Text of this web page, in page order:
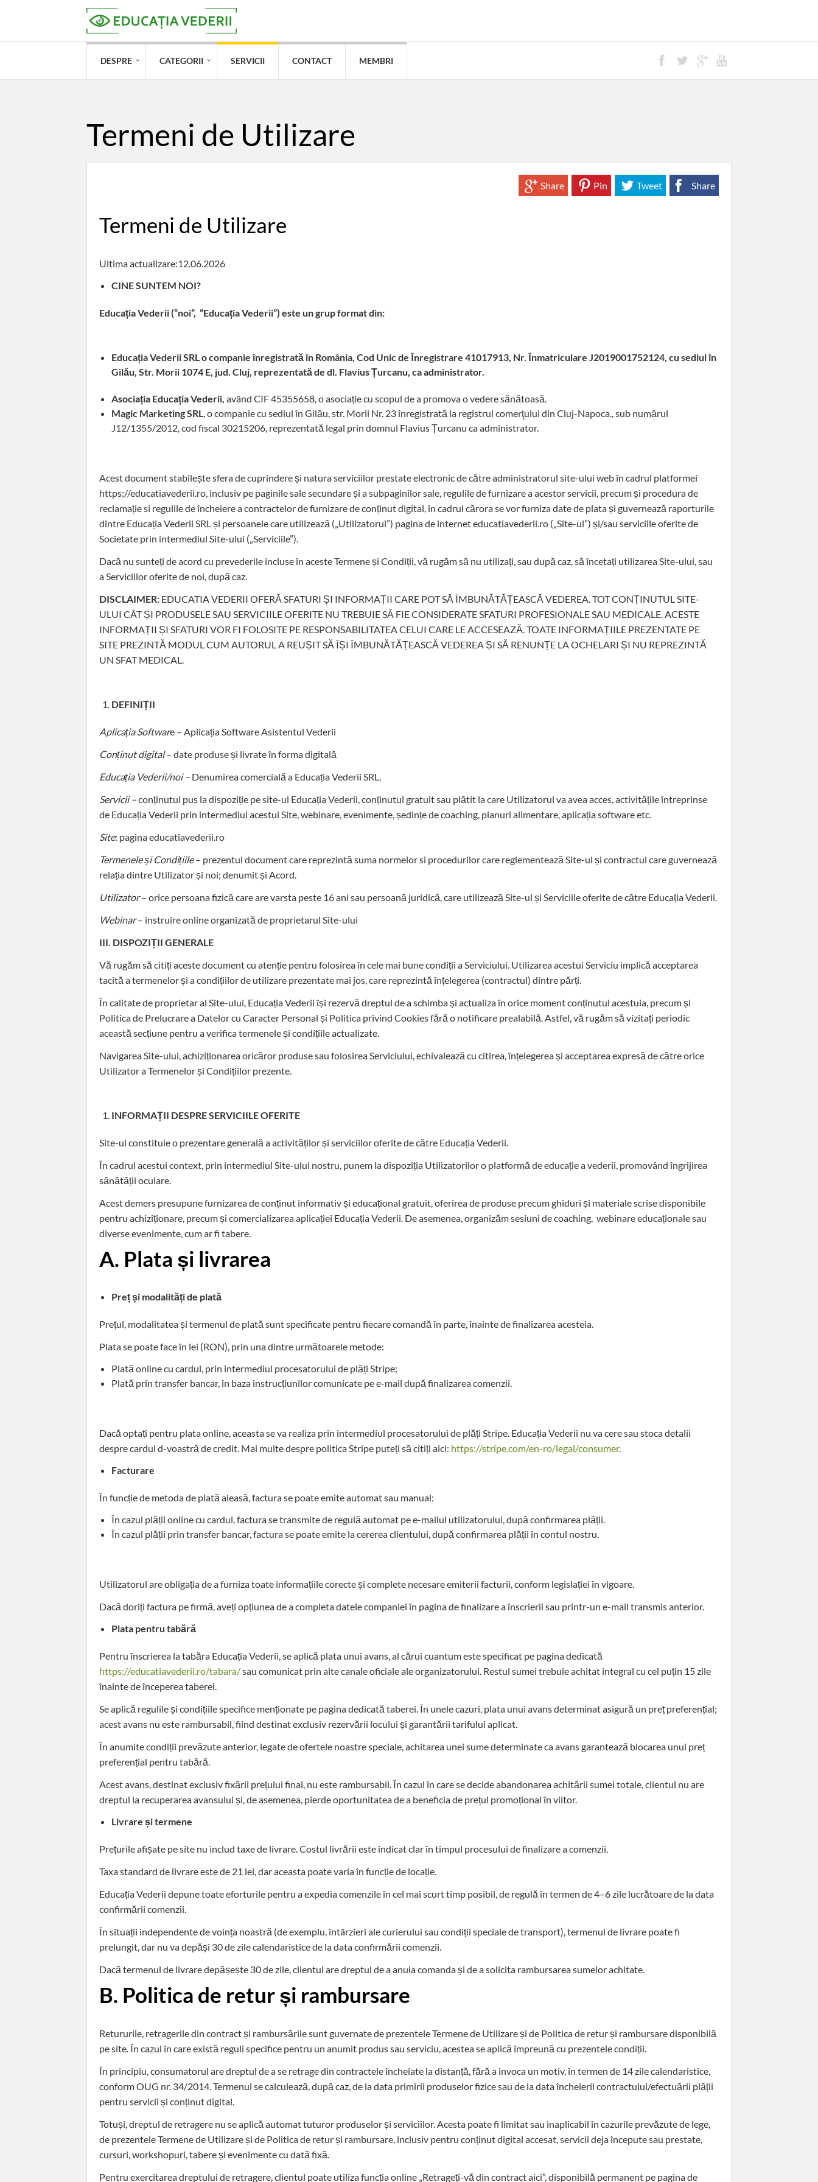
DESPRE CATEGORII SERVICII CONTACT MEMBRI
Termeni de Utilizare
Share
Tweet
Pin
Share
Termeni de Utilizare
Ultima actualizare:12.06.2026
CINE SUNTEM NOI?
Educația Vederii (“noi”, “Educația Vederii”) este un grup format din:
Educația Vederii SRL o companie înregistrată în România, Cod Unic de Înregistrare 41017913, Nr. Înmatriculare J2019001752124, cu sediul în
Gilău, Str. Morii 1074 E, jud. Cluj, reprezentată de dl. Flavius Țurcanu, ca administrator.
Asociația Educația Vederii, având CIF 45355658, o asociație cu scopul de a promova o vedere sănătoasă.
Magic Marketing SRL, o companie cu sediul în Gilău, str. Morii Nr. 23 înregistrată la registrul comerţului din Cluj-Napoca., sub numărul
J12/1355/2012, cod fiscal 30215206, reprezentată legal prin domnul Flavius Țurcanu ca administrator.
Acest document stabilește sfera de cuprindere și natura serviciilor prestate electronic de către administratorul site-ului web în cadrul platformei
https://educatiavederii.ro, inclusiv pe paginile sale secundare și a subpaginilor sale, regulile de furnizare a acestor servicii, precum și procedura de
reclamație si regulile de încheiere a contractelor de furnizare de conținut digital, în cadrul cărora se vor furniza date de plata și guvernează raporturile
dintre Educația Vederii SRL și persoanele care utilizează („Utilizatorul”) pagina de internet educatiavederii.ro („Site-ul”) și/sau serviciile oferite de
Societate prin intermediul Site-ului („Serviciile”).
Dacă nu sunteți de acord cu prevederile incluse în aceste Termene și Condiții, vă rugăm să nu utilizați, sau după caz, să încetați utilizarea Site-ului, sau
a Serviciilor oferite de noi, după caz.
DISCLAIMER: EDUCATIA VEDERII OFERĂ SFATURI ȘI INFORMAȚII CARE POT SĂ ÎMBUNĂTĂȚEASCĂ VEDEREA. TOT CONȚINUTUL SITE-
ULUI CÂT ȘI PRODUSELE SAU SERVICIILE OFERITE NU TREBUIE SĂ FIE CONSIDERATE SFATURI PROFESIONALE SAU MEDICALE. ACESTE
INFORMAȚII ȘI SFATURI VOR FI FOLOSITE PE RESPONSABILITATEA CELUI CARE LE ACCESEAZĂ. TOATE INFORMAȚIILE PREZENTATE PE
SITE PREZINTĂ MODUL CUM AUTORUL A REUȘIT SĂ ÎȘI ÎMBUNĂTĂȚEASCĂ VEDEREA ȘI SĂ RENUNȚE LA OCHELARI ȘI NU REPREZINTĂ
UN SFAT MEDICAL.
DEFINIȚII
Aplicația Software – Aplicația Software Asistentul Vederii
Conținut digital– date produse și livrate în forma digitală
Educația Vederii/noi – Denumirea comercială a Educația Vederii SRL,
Servicii –conținutul pus la dispoziție pe site-ul Educația Vederii, conținutul gratuit sau plătit la care Utilizatorul va avea acces, activitățile întreprinse
de Educația Vederii prin intermediul acestui Site, webinare, evenimente, ședințe de coaching, planuri alimentare, aplicația software etc.
Site: pagina educatiavederii.ro
Termenele și Condițiile– prezentul document care reprezintă suma normelor si procedurilor care reglementează Site-ul și contractul care guvernează
relația dintre Utilizator și noi; denumit și Acord.
Utilizator– orice persoana fizică care are varsta peste 16 ani sau persoană juridică, care utilizează Site-ul și Serviciile oferite de către Educația Vederii.
Webinar– instruire online organizată de proprietarul Site-ului
III. DISPOZIȚII GENERALE
Vă rugăm să citiți aceste document cu atenție pentru folosirea în cele mai bune condiții a Serviciului. Utilizarea acestui Serviciu implică acceptarea
tacită a termenelor și a condițiilor de utilizare prezentate mai jos, care reprezintă înțelegerea (contractul) dintre părți.
În calitate de proprietar al Site-ului, Educația Vederii își rezervă dreptul de a schimba și actualiza în orice moment conținutul acestuia, precum și
Politica de Prelucrare a Datelor cu Caracter Personal și Politica privind Cookies fără o notificare prealabilă. Astfel, vă rugăm să vizitați periodic
această secțiune pentru a verifica termenele și condițiile actualizate.
Navigarea Site-ului, achiziționarea oricăror produse sau folosirea Serviciului, echivalează cu citirea, înțelegerea și acceptarea expresă de către orice
Utilizator a Termenelor și Condițiilor prezente.
INFORMAȚII DESPRE SERVICIILE OFERITE
Site-ul constituie o prezentare generală a activităților și serviciilor oferite de către Educația Vederii.
În cadrul acestui context, prin intermediul Site-ului nostru, punem la dispoziția Utilizatorilor o platformă de educație a vederii, promovând îngrijirea
sănătății oculare.
Acest demers presupune furnizarea de conținut informativ și educațional gratuit, oferirea de produse precum ghiduri și materiale scrise disponibile
pentru achiziționare, precum și comercializarea aplicației Educația Vederii. De asemenea, organizăm sesiuni de coaching, webinare educaționale sau
diverse evenimente, cum ar fi tabere.
A. Plata și livrarea
Preț și modalități de plată
Prețul, modalitatea și termenul de plată sunt specificate pentru fiecare comandă în parte, înainte de finalizarea acesteia.
Plata se poate face în lei (RON), prin una dintre următoarele metode:
Plată online cu cardul, prin intermediul procesatorului de plăți Stripe;
Plată prin transfer bancar, în baza instrucțiunilor comunicate pe e-mail după finalizarea comenzii.
Dacă optați pentru plata online, aceasta se va realiza prin intermediul procesatorului de plăți Stripe. Educația Vederii nu va cere sau stoca detalii
despre cardul d-voastră de credit. Mai multe despre politica Stripe puteți să citiți aici: https://stripe.com/en-ro/legal/consumer.
Facturare
În funcție de metoda de plată aleasă, factura se poate emite automat sau manual:
În cazul plății online cu cardul, factura se transmite de regulă automat pe e-mailul utilizatorului, după confirmarea plății.
În cazul plății prin transfer bancar, factura se poate emite la cererea clientului, după confirmarea plății în contul nostru.
Utilizatorul are obligația de a furniza toate informațiile corecte și complete necesare emiterii facturii, conform legislației în vigoare.
Dacă doriți factura pe firmă, aveți opțiunea de a completa datele companiei în pagina de finalizare a înscrierii sau printr-un e-mail transmis anterior.
Plata pentru tabără
Pentru înscrierea la tabăra Educația Vederii, se aplică plata unui avans, al cărui cuantum este specificat pe pagina dedicată
https://educatiavederii.ro/tabara/sau comunicat prin alte canale oficiale ale organizatorului. Restul sumei trebuie achitat integral cu cel puțin 15 zile
înainte de începerea taberei.
Se aplică regulile și condițiile specifice menționate pe pagina dedicată taberei. În unele cazuri, plata unui avans determinat asigură un preț preferențial;
acest avans nu este rambursabil, fiind destinat exclusiv rezervării locului și garantării tarifului aplicat.
În anumite condiții prevăzute anterior, legate de ofertele noastre speciale, achitarea unei sume determinate ca avans garantează blocarea unui preț
preferențial pentru tabără.
Acest avans, destinat exclusiv fixării prețului final, nu este rambursabil. În cazul în care se decide abandonarea achitării sumei totale, clientul nu are
dreptul la recuperarea avansului și, de asemenea, pierde oportunitatea de a beneficia de prețul promoțional în viitor.
Livrare și termene
Prețurile afișate pe site nu includ taxe de livrare. Costul livrării este indicat clar în timpul procesului de finalizare a comenzii.
Taxa standard de livrare este de 21 lei, dar aceasta poate varia în funcție de locație.
Educația Vederii depune toate eforturile pentru a expedia comenzile în cel mai scurt timp posibil, de regulă în termen de 4–6 zile lucrătoare de la data
confirmării comenzii.
În situații independente de voința noastră (de exemplu, întârzieri ale curierului sau condiții speciale de transport), termenul de livrare poate fi
prelungit, dar nu va depăși 30 de zile calendaristice de la data confirmării comenzii.
Dacă termenul de livrare depășește 30 de zile, clientul are dreptul de a anula comanda și de a solicita rambursarea sumelor achitate.
B. Politica de retur și rambursare
Retururile, retragerile din contract și rambursările sunt guvernate de prezentele Termene de Utilizare și de Politica de retur și rambursare disponibilă
pe site. În cazul în care există reguli specifice pentru un anumit produs sau serviciu, acestea se aplică împreună cu prezentele condiții.
În principiu, consumatorul are dreptul de a se retrage din contractele încheiate la distanță, fără a invoca un motiv, în termen de 14 zile calendaristice,
conform OUG nr. 34/2014. Termenul se calculează, după caz, de la data primirii produselor fizice sau de la data încheierii contractului/efectuării plății
pentru servicii și conținut digital.
Totuși, dreptul de retragere nu se aplică automat tuturor produselor și serviciilor. Acesta poate fi limitat sau inaplicabil în cazurile prevăzute de lege,
de prezentele Termene de Utilizare și de Politica de retur și rambursare, inclusiv pentru conținut digital accesat, servicii deja începute sau prestate,
cursuri, workshopuri, tabere și evenimente cu dată fixă.
Pentru exercitarea dreptului de retragere, clientul poate utiliza funcția online „Retrageți-vă din contract aici”, disponibilă permanent pe pagina de